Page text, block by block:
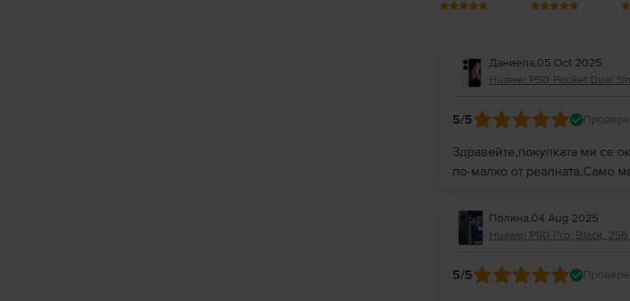
Даниела,05 Oct 2025
Huawei P50 Pocket Dual
5/5
Здравейте,покупката ми се
по-малко от реалната.Само
Полина,04 Aug 2025
Huawei P60 Pro, Black,
5/5